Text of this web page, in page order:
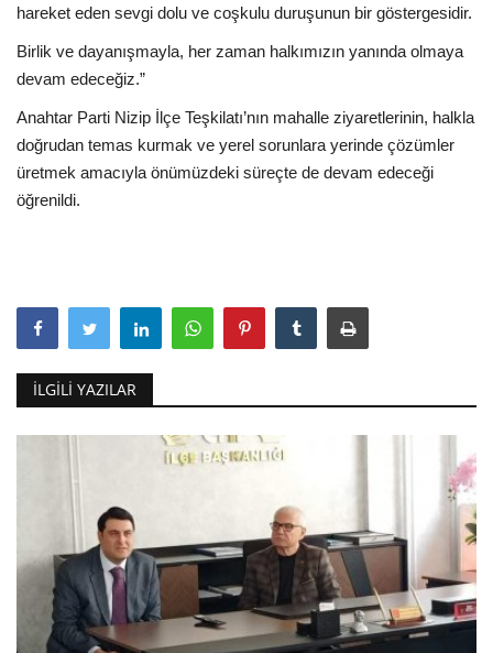
hareket eden sevgi dolu ve coşkulu duruşunun bir göstergesidir.
Birlik ve dayanışmayla, her zaman halkımızın yanında olmaya
devam edeceğiz.”
Anahtar Parti Nizip İlçe Teşkilatı’nın mahalle ziyaretlerinin, halkla
doğrudan temas kurmak ve yerel sorunlara yerinde çözümler
üretmek amacıyla önümüzdeki süreçte de devam edeceği
öğrenildi.
İLGILI YAZILAR